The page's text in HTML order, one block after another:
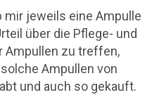
mir jeweils eine Ampulle
über die Pflege- und
Ampullen zu treffen,
Ampullen von
und auch so gekauft.